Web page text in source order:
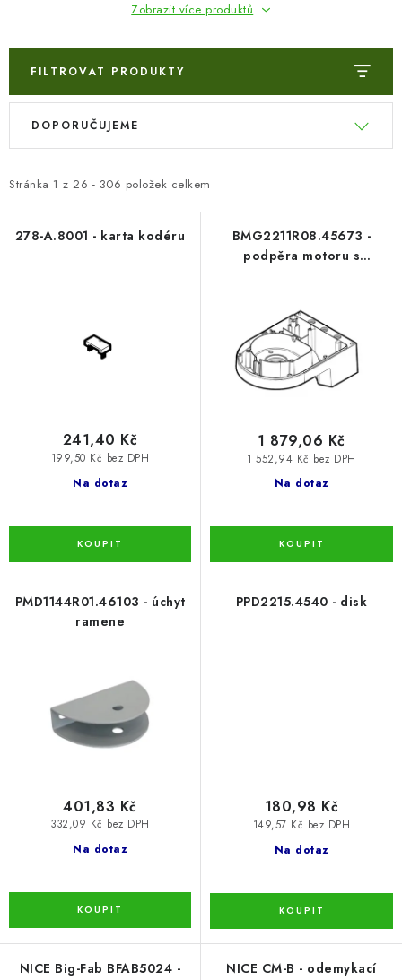
Zobrazit více produktů
FILTROVAT PRODUKTY
V
i
p
Stránka 1 z 26 - 306 položek celkem
Ř
e
DOPORUČUJEME
278-A.8001 - karta kodéru
Na dotaz
199,50 Kč bez DPH
241,40 Kč
BMG2211R08.45673 -
podpěra motoru s
Na dotaz
1 552,94 Kč bez DPH
1 879,06 Kč
PMD1144R01.46103 - úchyt
ramene
Na dotaz
332,09 Kč bez DPH
401,83 Kč
PPD2215.4540 - disk
Na dotaz
149,57 Kč bez DPH
180,98 Kč
NICE Big-Fab BFAB5024 -
NICE CM-B - odemykací